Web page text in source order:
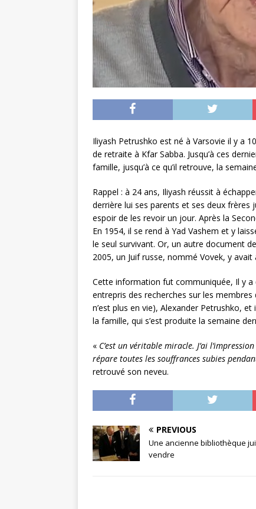
Iliyash Petrushko est né à Varsovie il y a
de retraite à Kfar Sabba. Jusqu’à ces
famille, jusqu’à ce qu’il retrouve, la
Rappel : à 24 ans, Iliyash réussit à
derrière lui ses parents et ses deux frères
espoir de les revoir un jour. Après la
En 1954, il se rend à Yad Vashem et y
le seul survivant. Or, un autre document
2005, un Juif russe, nommé Vovek, y
Cette information fut communiquée, Il y a
entrepris des recherches sur les membres
n’est plus en vie), Alexander Petrushko,
la famille, qui s’est produite la semaine
« C’est un véritable miracle. J’ai
répare toutes les souffrances subies
retrouvé son neveu.
PREVIOUS
Une ancienne bibliothèque
vendre